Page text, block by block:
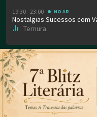
Previous